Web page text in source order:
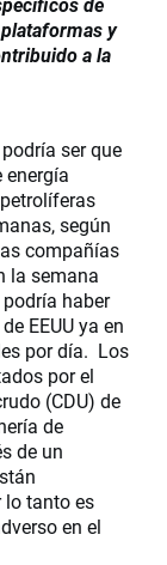
y
a la
ser que
energía
según
compañías
la semana
haber
EEUU ya en
por día. Los
por el
(CDU) de
de
de un
lo tanto es
en el